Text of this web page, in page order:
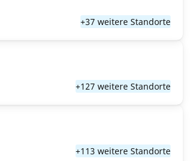
+37 weitere Standorte
+127 weitere Standorte
+113 weitere Standorte